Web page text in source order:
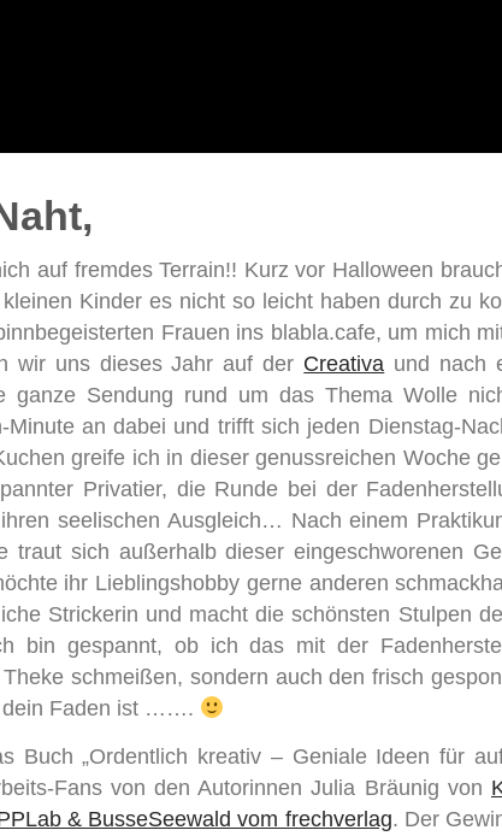
auf fremdes Terrain!! Kurz vor Halloween
Kinder es nicht so leicht haben durch zu
Frauen ins blabla.cafe, um mich
wir uns dieses Jahr auf der Creativa und nach
ganze Sendung rund um das Thema Wolle
an dabei und trifft sich jeden Dienstag-
greife ich in dieser genussreichen Woche
Privatier, die Runde bei der
seelischen Ausgleich… Nach einem
sich außerhalb dieser eingeschworenen
ihr Lieblingshobby gerne anderen
Strickerin und macht die schönsten Stulpen
bin gespannt, ob ich das mit der
schmeißen, sondern auch den frisch
dein Faden ist …….
Buch „Ordentlich kreativ – Geniale Ideen für
Fans von den Autorinnen Julia Bräunig von
& BusseSeewald vom frechverlag. Der